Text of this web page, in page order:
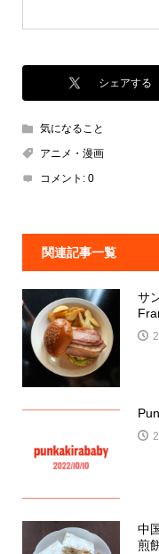
シェアする
気になること
アニメ・漫画
コメント: 0
関連記事一覧
サ
中
煎